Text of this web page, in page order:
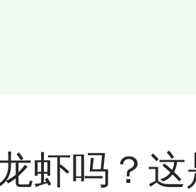
虾吗？这